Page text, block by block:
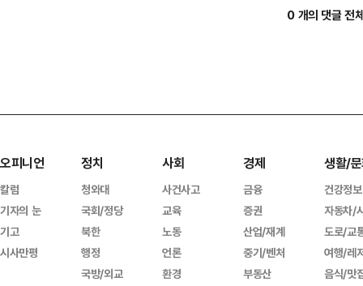
0 개의 댓글 전
오피니언
칼럼
기자의 눈
기고
시사만평
정치
청와대
국회/정당
북한
행정
국방/외교
사회
사건사고
교육
노동
언론
환경
경제
금융
증권
산업/재계
중기/벤처
부동산
생활/
건강정보
자동차/
도로/교
여행/레
음식/맛